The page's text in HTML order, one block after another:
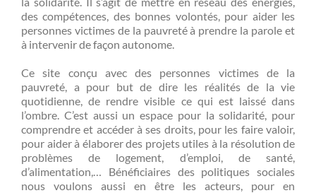
des compétences, des bonnes volontés, pour aider les
personnes victimes de la pauvreté à prendre la parole et
à intervenir de façon autonome.
Ce site conçu avec des personnes victimes de la
pauvreté, a pour but de dire les réalités de la vie
quotidienne, de rendre visible ce qui est laissé dans
l’ombre. C’est aussi un espace pour la solidarité, pour
comprendre et accéder à ses droits, pour les faire valoir,
pour aider à élaborer des projets utiles à la résolution de
problèmes de logement, d’emploi, de santé,
d’alimentation,… Bénéficiaires des politiques sociales
nous voulons aussi en être les acteurs, pour en